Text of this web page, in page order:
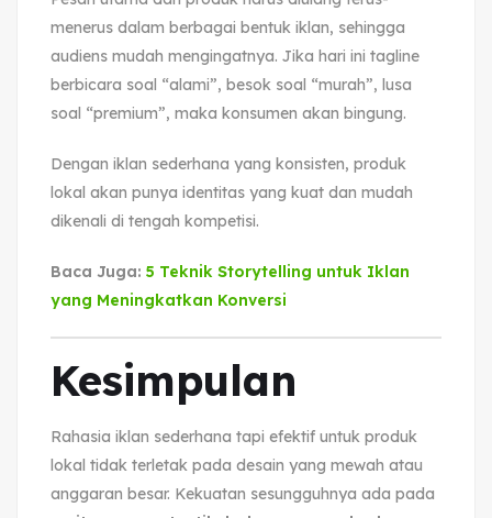
menerus dalam berbagai bentuk iklan, sehingga
audiens mudah mengingatnya. Jika hari ini tagline
berbicara soal “alami”, besok soal “murah”, lusa
soal “premium”, maka konsumen akan bingung.
Dengan iklan sederhana yang konsisten, produk
lokal akan punya identitas yang kuat dan mudah
dikenali di tengah kompetisi.
Baca Juga: 5 Teknik Storytelling untuk Iklan
yang Meningkatkan Konversi
Kesimpulan
Rahasia iklan sederhana tapi efektif untuk produk
lokal tidak terletak pada desain yang mewah atau
anggaran besar. Kekuatan sesungguhnya ada pada